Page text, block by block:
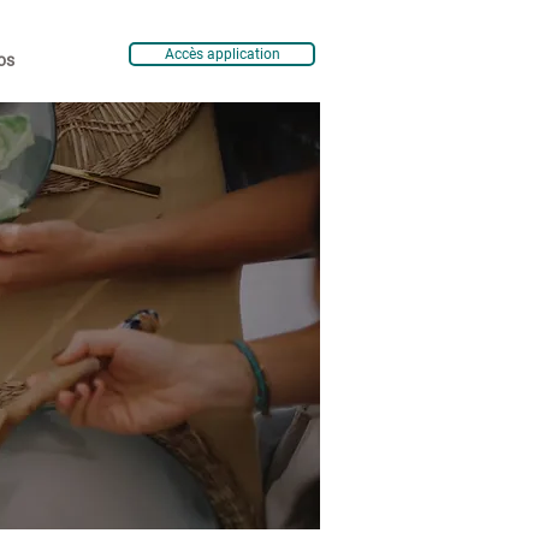
Accès application